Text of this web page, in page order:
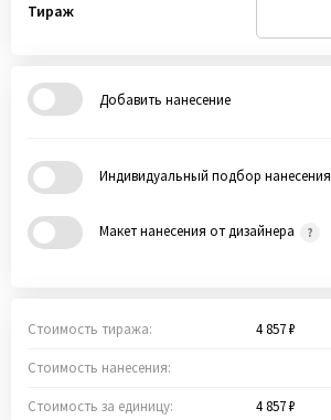
Тираж
Добавить нанесение
Индивидуальный подбор нанесения
Макет нанесения от дизайнера
Стоимость тиража: 4 857 ₽
Стоимость нанесения:
Стоимость за единицу: 4 857 ₽